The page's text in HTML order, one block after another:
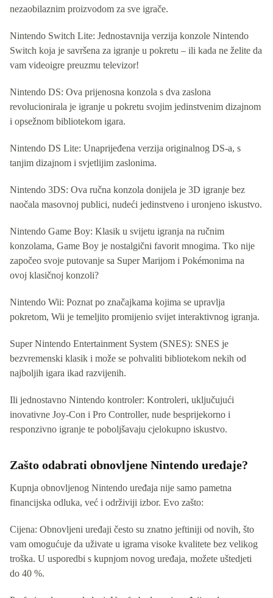
nezaobilaznim proizvodom za sve igrače.
Nintendo Switch Lite: Jednostavnija verzija konzole Nintendo
Switch koja je savršena za igranje u pokretu – ili kada ne želite da
vam videoigre preuzmu televizor!
Nintendo DS: Ova prijenosna konzola s dva zaslona
revolucionirala je igranje u pokretu svojim jedinstvenim dizajnom
i opsežnom bibliotekom igara.
Nintendo DS Lite: Unaprijeđena verzija originalnog DS-a, s
tanjim dizajnom i svjetlijim zaslonima.
Nintendo 3DS: Ova ručna konzola donijela je 3D igranje bez
naočala masovnoj publici, nudeći jedinstveno i uronjeno iskustvo.
Nintendo Game Boy: Klasik u svijetu igranja na ručnim
konzolama, Game Boy je nostalgični favorit mnogima. Tko nije
započeo svoje putovanje sa Super Marijom i Pokémonima na
ovoj klasičnoj konzoli?
Nintendo Wii: Poznat po značajkama kojima se upravlja
pokretom, Wii je temeljito promijenio svijet interaktivnog igranja.
Super Nintendo Entertainment System (SNES): SNES je
bezvremenski klasik i može se pohvaliti bibliotekom nekih od
najboljih igara ikad razvijenih.
Ili jednostavno Nintendo kontroler: Kontroleri, uključujući
inovativne Joy-Con i Pro Controller, nude besprijekorno i
responzivno igranje te poboljšavaju cjelokupno iskustvo.
Zašto odabrati obnovljene Nintendo uređaje?
Kupnja obnovljenog Nintendo uređaja nije samo pametna
financijska odluka, već i održiviji izbor. Evo zašto:
Cijena: Obnovljeni uređaji često su znatno jeftiniji od novih, što
vam omogućuje da uživate u igrama visoke kvalitete bez velikog
troška. U usporedbi s kupnjom novog uređaja, možete uštedjeti
do 40 %.